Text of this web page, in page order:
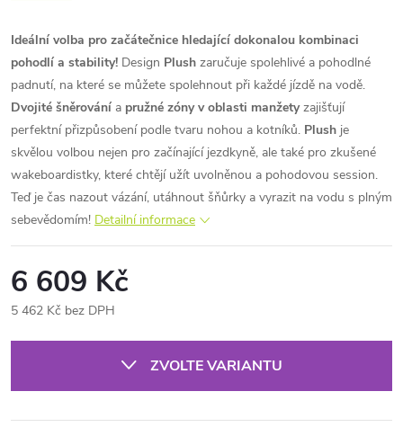
Ideální volba pro začátečnice hledající dokonalou kombinaci
pohodlí a stability! Design Plush zaručuje spolehlivé a pohodlné
padnutí, na které se můžete spolehnout při každé jízdě na vodě.
Dvojité šněrování a pružné zóny v oblasti manžetyzajišťují
perfektní přizpůsobení podle tvaru nohou a kotníků. Plush je
skvělou volbou nejen pro začínající jezdkyně, ale také pro zkušené
wakeboardistky, které chtějí užít uvolněnou a pohodovou session.
Teď je čas nazout vázání, utáhnout šňůrky a vyrazit na vodu s plným
sebevědomím! Detailní informace
6 609 Kč
5 462 Kč bez DPH
ZVOLTE VARIANTU